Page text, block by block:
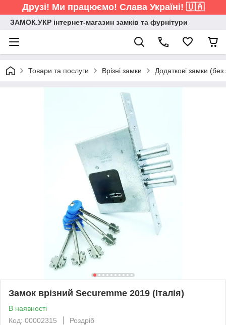
Друзі! Ми працюємо! Слава Україні! 🇺🇦
ЗАМОК.УКР інтернет-магазин замків та фурнітури
Товари та послуги Врізні замки Додаткові замки (без
Замок врізний Securemme 2019 (Італія)
В наявності
Код: 00002315
Роздріб